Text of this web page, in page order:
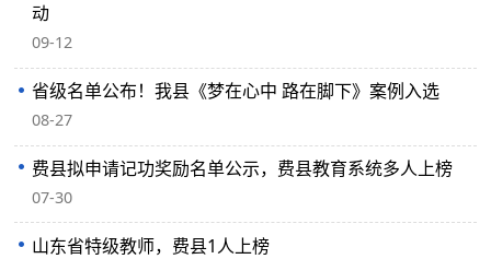
动
09-12
省级名单公布！我县《梦在心中 路在脚下》案例入选
08-27
费县拟申请记功奖励名单公示，费县教育系统多人上榜
07-30
山东省特级教师，费县1人上榜